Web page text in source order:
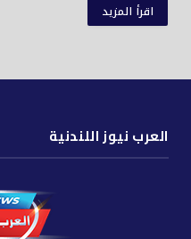
اقرأ المزيد
العرب نيوز اللندنية